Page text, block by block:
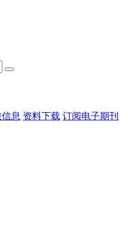
息 资料下载 订阅电子期刊